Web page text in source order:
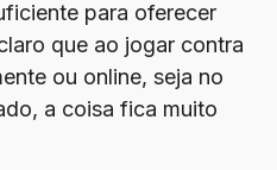
para oferecer
que ao jogar contra
ou online, seja no
a coisa fica muito